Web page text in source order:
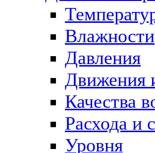
Влажности
Давления
Движения
Качества
Расхода и
Уровня